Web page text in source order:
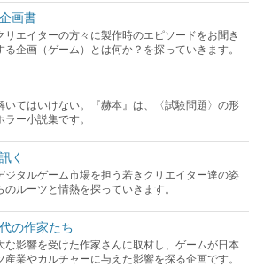
画書
リエイターの方々に製作時のエピソードをお聞き
る企画（ゲーム）とは何か？を探っていきます。
いてはいけない。『赫本』は、〈試験問題〉の形
ー小説集です。
く
ジタルゲーム市場を担う若きクリエイター達の姿
のルーツと情熱を探っていきます。
の作家たち
な影響を受けた作家さんに取材し、ゲームが日本
産業やカルチャーに与えた影響を探る企画です。